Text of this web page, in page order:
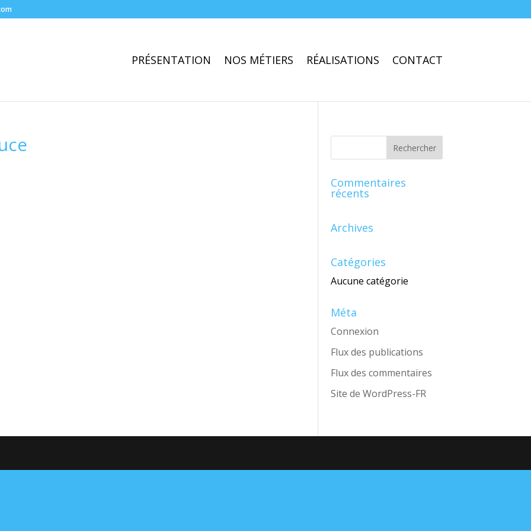
PRÉSENTATION NOS MÉTIERS RÉALISATIONS CONTACT
Commentaires
récents
Archives
Catégories
Aucune catégorie
Méta
Connexion
Flux des publications
Flux des commentaires
Site de WordPress-FR